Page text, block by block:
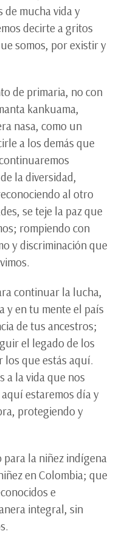
de mucha vida y
decirte a gritos
somos, por existir y
de primaria, no con
kankuama,
nasa, como un
a los demás que
la diversidad,
al otro
se teje la paz que
rompiendo con
y discriminación que
continuar la lucha,
y en tu mente el país
de tus ancestros;
el legado de los
los que estás aquí.
a la vida que nos
estaremos día y
protegiendo y
la niñez indígena
en Colombia; que
e
integral, sin